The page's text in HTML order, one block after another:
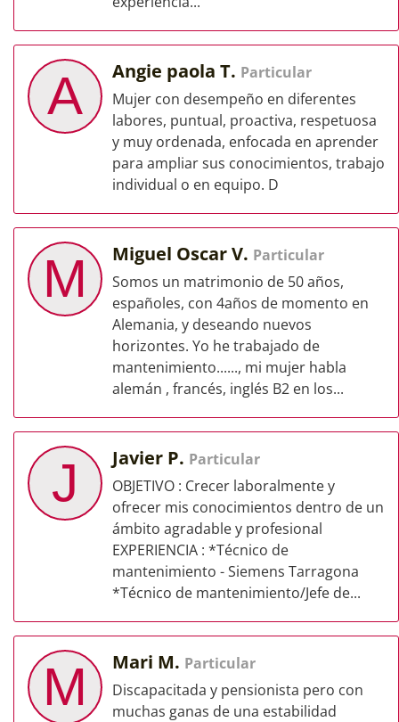
A Angie paola T. Particular
Mujer con desempeño en diferentes
labores, puntual, proactiva, respetuosa
y muy ordenada, enfocada en aprender
para ampliar sus conocimientos, trabajo
individual o en equipo. D
M Miguel Oscar V. Particular
Somos un matrimonio de 50 años,
españoles, con 4años de momento en
Alemania, y deseando nuevos
horizontes. Yo he trabajado de
mantenimiento......, mi mujer habla
alemán , francés, inglés B2 en los...
J Javier P. Particular
OBJETIVO : Crecer laboralmente y
ofrecer mis conocimientos dentro de un
ámbito agradable y profesional
EXPERIENCIA : *Técnico de
mantenimiento - Siemens Tarragona
*Técnico de mantenimiento/Jefe de...
M Mari M. Particular
Discapacitada y pensionista pero con
muchas ganas de una estabilidad